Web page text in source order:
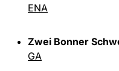
ENA
Zwei Bonner
GA